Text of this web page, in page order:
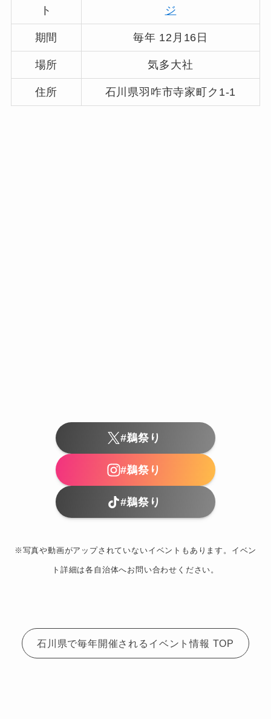
ト
ジ
期間 毎年 12月16日
場所 気多大社
住所 石川県羽咋市寺家町ク1-1
#鵜祭り
#鵜祭り
#鵜祭り
※写真や動画がアップされていないイベントもあります。イベン
ト詳細は各自治体へお問い合わせください。
石川県で毎年開催されるイベント情報 TOP